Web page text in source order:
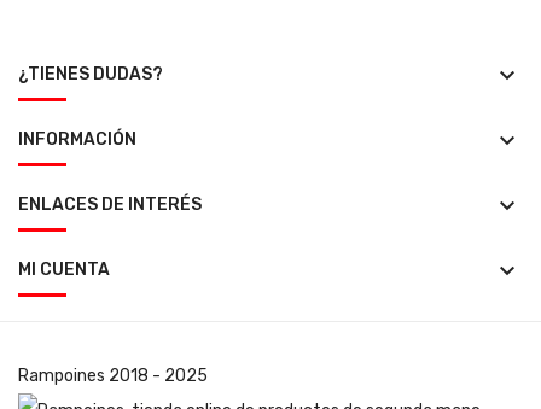
¿TIENES DUDAS? keyboard_arrow_down
INFORMACIÓN keyboard_arrow_down
ENLACES DE INTERÉS keyboard_arrow_down
MI CUENTA keyboard_arrow_down
Rampoines 2018 - 2025